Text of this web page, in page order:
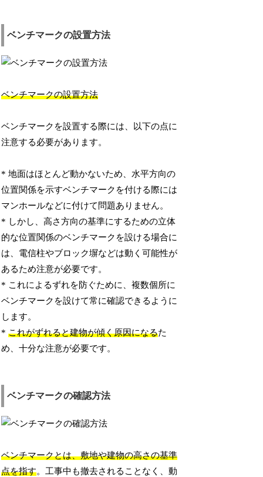
ベンチマークの設置方法
ベンチマークの設置方法
ベンチマークを設置する際には、以下の点に
注意する必要があります。
* 地面はほとんど動かないため、水平方向の
位置関係を示すベンチマークを付ける際には
マンホールなどに付けて問題ありません。
* しかし、高さ方向の基準にするための立体
的な位置関係のベンチマークを設ける場合に
は、電信柱やブロック塀などは動く可能性が
あるため注意が必要です。
* これによるずれを防ぐために、複数個所に
ベンチマークを設けて常に確認できるように
します。
*これがずれると建物が傾く原因になるた
め、十分な注意が必要です。
ベンチマークの確認方法
ベンチマークとは、敷地や建物の高さの基準
点を指す。工事中も撤去されることなく、動